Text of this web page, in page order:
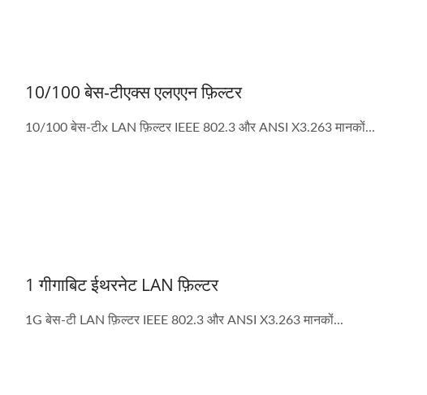
10/100 बेस-टीएक्स एलएएन फ़िल्टर
10/100 बेस-टीx LAN फ़िल्टर IEEE 802.3 और ANSI X3.263 मानकों...
1 गीगाबिट ईथरनेट LAN फ़िल्टर
1G बेस-टी LAN फ़िल्टर IEEE 802.3 और ANSI X3.263 मानकों...